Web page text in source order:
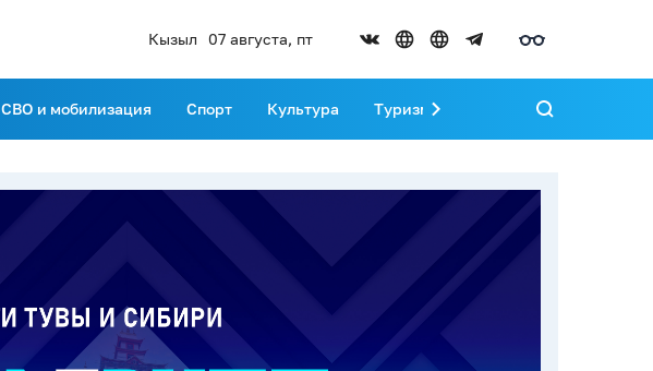
Кызыл 07 августа, пт
СВО и мобилизация Спорт Культура Туризм Развитие Тувы